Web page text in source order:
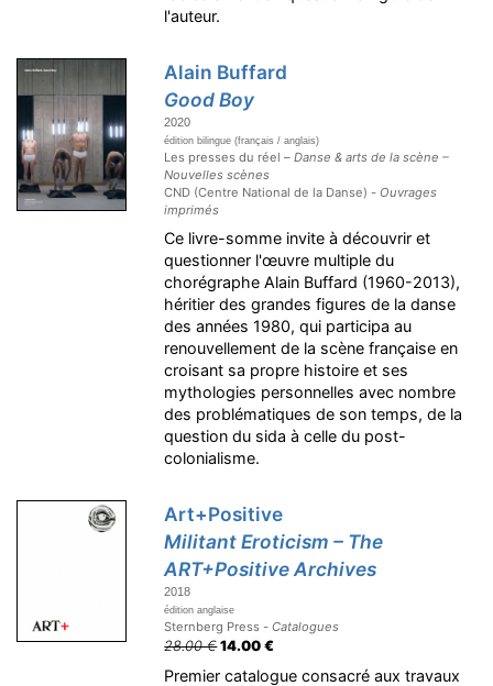
l'auteur.
Alain Buffard
Good Boy
2020
édition bilingue (français / anglais)
Les presses du réel –Danse & arts de la scène –
Nouvelles scènes
CND (Centre National de la Danse) -Ouvrages
imprimés
Ce livre-somme invite à découvrir et
questionner l'œuvre multiple du
chorégraphe Alain Buffard (1960-2013),
héritier des grandes figures de la danse
des années 1980, qui participa au
renouvellement de la scène française en
croisant sa propre histoire et ses
mythologies personnelles avec nombre
des problématiques de son temps, de la
question du sida à celle du post-
colonialisme.
Art+Positive
Militant Eroticism – The
ART+Positive Archives
2018
édition anglaise
Sternberg Press -Catalogues
28.00 €14.00 €
Premier catalogue consacré aux travaux